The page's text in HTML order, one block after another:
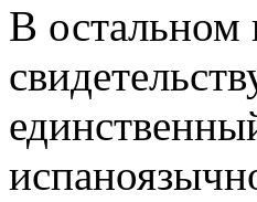
В остальном